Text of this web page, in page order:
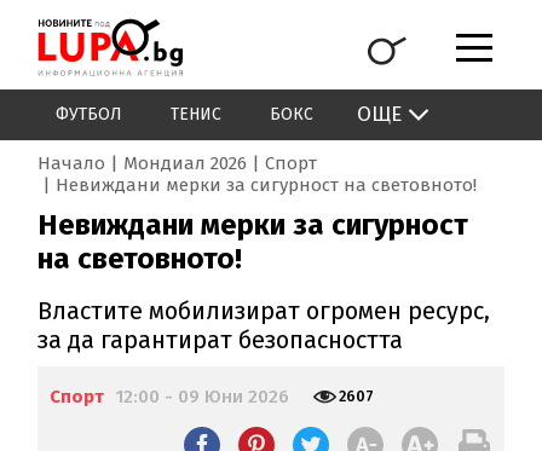
ФУТБОЛ ТЕНИС БОКС ОЩЕ
Начало Мондиал 2026
Спорт
Невиждани мерки за сигурност на световното!
Невиждани мерки за сигурност
на световното!
Властите мобилизират огромен ресурс,
за да гарантират безопасността
Спорт 12:00 - 09 Юни 2026 2607